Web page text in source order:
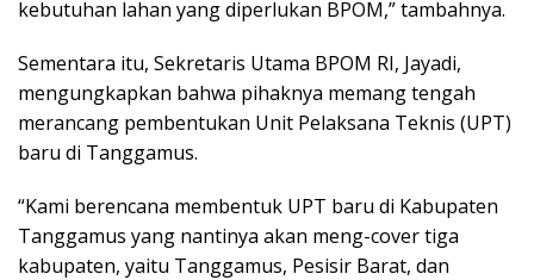
kebutuhan lahan yang diperlukan BPOM,” tambahnya.
Sementara itu, Sekretaris Utama BPOM RI, Jayadi,
mengungkapkan bahwa pihaknya memang tengah
merancang pembentukan Unit Pelaksana Teknis (UPT)
baru di Tanggamus.
“Kami berencana membentuk UPT baru di Kabupaten
Tanggamus yang nantinya akan meng-cover tiga
kabupaten, yaitu Tanggamus, Pesisir Barat, dan